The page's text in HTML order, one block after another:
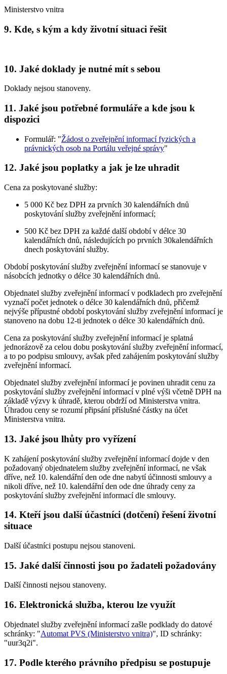
Ministerstvo vnitra
9. Kde, s kým a kdy životní situaci řešit
10. Jaké doklady je nutné mít s sebou
Doklady nejsou stanoveny.
11. Jaké jsou potřebné formuláře a kde jsou k
dispozici
Formulář: "Žádost o zveřejnění informací fyzických a
právnických osob na Portálu veřejné správy"
12. Jaké jsou poplatky a jak je lze uhradit
Cena za poskytované služby:
5 000 Kč bez DPH za prvních 30 kalendářních dnů
poskytování služby zveřejnění informací;
500 Kč bez DPH za každé další období v délce 30
kalendářních dnů, následujících po prvních 30kalendářních
dnech poskytování služby.
Období poskytování služby zveřejnění informací se stanovuje v
násobcích jednotky o délce 30 kalendářních dnů.
Objednatel služby zveřejnění informací v podkladech pro zveřejnění
vyznačí počet jednotek o délce 30 kalendářních dnů, přičemž
nejvýše přípustné období poskytování služby zveřejnění informací je
stanoveno na dobu 12-ti jednotek o délce 30 kalendářních dnů.
Cena za poskytování služby zveřejnění informací je splatná
jednorázově za celou dobu poskytování služby zveřejnění informací,
a to po podpisu smlouvy, avšak před zahájením poskytování služby
zveřejnění informací.
Objednatel služby zveřejnění informací je povinen uhradit cenu za
poskytování služby zveřejnění informací v plné výši včetně DPH na
základě výzvy k úhradě, kterou obdrží od Ministerstva vnitra.
Úhradou ceny se rozumí připsání příslušné částky na účet
Ministerstva vnitra.
13. Jaké jsou lhůty pro vyřízení
K zahájení poskytování služby zveřejnění informací dojde v den
požadovaný objednatelem služby zveřejnění informací, ne však
dříve, než 10. kalendářní den ode dne nabytí účinnosti smlouvy a
nikoli dříve, než 10. kalendářní den ode dne úhrady ceny za
poskytování služby zveřejnění informací dle smlouvy.
14. Kteří jsou další účastníci (dotčení) řešení životní
situace
Další účastníci postupu nejsou stanoveni.
15. Jaké další činnosti jsou po žadateli požadovány
Další činnosti nejsou stanoveny.
16. Elektronická služba, kterou lze využít
Objednatel služby zveřejnění informací zašle podklady do datové
schránky: "Automat PVS (Ministerstvo vnitra)", ID schránky:
"uur3q2i".
17. Podle kterého právního předpisu se postupuje